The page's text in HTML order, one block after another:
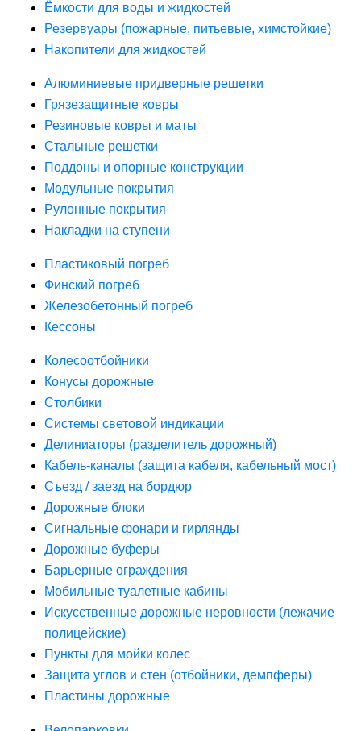
Ёмкости для воды и жидкостей
Резервуары (пожарные, питьевые, химстойкие)
Накопители для жидкостей
Алюминиевые придверные решетки
Грязезащитные ковры
Резиновые ковры и маты
Стальные решетки
Поддоны и опорные конструкции
Модульные покрытия
Рулонные покрытия
Накладки на ступени
Пластиковый погреб
Финский погреб
Железобетонный погреб
Кессоны
Колесоотбойники
Конусы дорожные
Столбики
Системы световой индикации
Делиниаторы (разделитель дорожный)
Кабель-каналы (защита кабеля, кабельный мост)
Съезд / заезд на бордюр
Дорожные блоки
Сигнальные фонари и гирлянды
Дорожные буферы
Барьерные ограждения
Мобильные туалетные кабины
Искусственные дорожные неровности (лежачие
полицейские)
Пункты для мойки колес
Защита углов и стен (отбойники, демпферы)
Пластины дорожные